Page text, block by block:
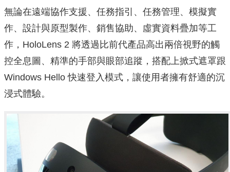
無論在遠端協作支援、任務指引、任務管理、模擬實
作、設計與原型製作、銷售協助、虛實資料疊加等工
作，HoloLens 2 將透過比前代產品高出兩倍視野的觸
控全息圖、精準的手部與眼部追蹤，搭配上掀式遮罩跟
Windows Hello 快速登入模式，讓使用者擁有舒適的沉
浸式體驗。